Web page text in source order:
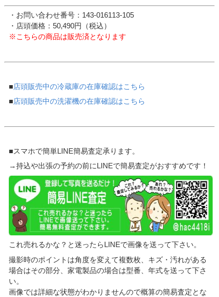
・お問い合わせ番号：143-016113-105
・店頭価格：50,490円（税込）
※こちらの商品は販売済となります
■店頭販売中の冷蔵庫の在庫確認はこちら
■店頭販売中の洗濯機の在庫確認はこちら
■スマホで簡単LINE簡易査定承ります。
→持込や出張の予約の前にLINEで簡易査定がおすすめです！
これ売れるかな？と迷ったらLINEで画像を送って下さい。
撮影時のポイントは角度を変えて複数枚、キズ・汚れがある
場合はその部分、家電製品の場合は型番、年式を送って下さ
い。
画像では詳細な状態がわかりませんので概算の簡易査定とな